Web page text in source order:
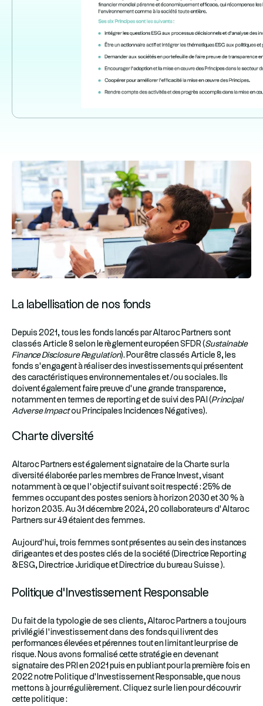
La labellisation de nos fonds
Depuis 2021, tous les fonds lancés par Altaroc Partners sont
classés Article 8 selon le règlement européen SFDR (Sustainable
Finance Disclosure Regulation). Pour être classés Article 8, les
fonds s’engagent à réaliser des investissements qui présentent
des caractéristiques environnementales et/ou sociales. Ils
doivent également faire preuve d’une grande transparence,
notamment en termes de reporting et de suivi des PAI (Principal
Adverse Impactou Principales Incidences Négatives).
Charte diversité
Altaroc Partners est également signataire de la Charte sur la
diversité élaborée par les membres de France Invest, visant
notamment à ce que l’objectif suivant soit respecté : 25% de
femmes occupant des postes seniors à horizon 2030 et 30 % à
horizon 2035. Au 31 décembre 2024, 20 collaborateurs d’Altaroc
Partners sur 49 étaient des femmes.
Aujourd’hui, trois femmes sont présentes au sein des instances
dirigeantes et des postes clés de la société (Directrice Reporting
& ESG, Directrice Juridique et Directrice du bureau Suisse ).
Politique d’Investissement Responsable
Du fait de la typologie de ses clients, Altaroc Partners a toujours
privilégié l’investissement dans des fonds qui livrent des
performances élevées et pérennes tout en limitant leur prise de
risque. Nous avons formalisé cette stratégie en devenant
signataire des PRI en 2021 puis en publiant pour la première fois en
2022 notre Politique d’Investissement Responsable, que nous
mettons à jour régulièrement. Cliquez sur le lien pour découvrir
cette politique :